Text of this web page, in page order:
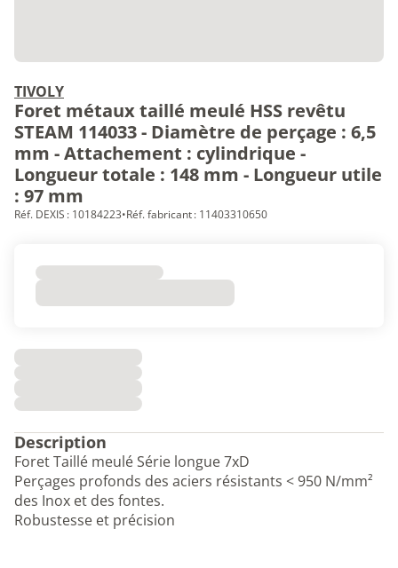
TIVOLY
Foret métaux taillé meulé HSS revêtu
STEAM 114033 - Diamètre de perçage : 6,5
mm - Attachement : cylindrique -
Longueur totale : 148 mm - Longueur utile
: 97 mm
Réf. DEXIS : 10184223•Réf. fabricant : 11403310650
Description
Foret Taillé meulé Série longue 7xD
Perçages profonds des aciers résistants < 950 N/mm²
des Inox et des fontes.
Robustesse et précision